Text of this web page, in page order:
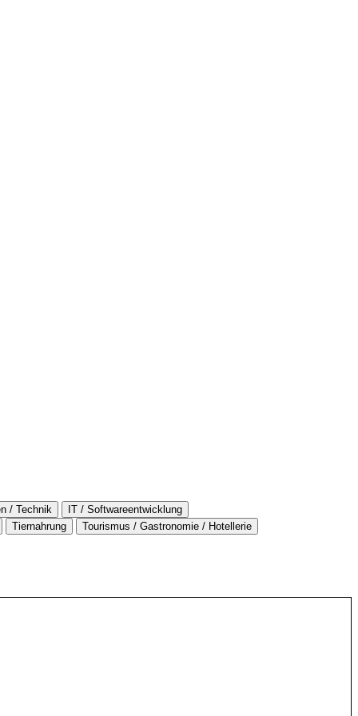
/ Technik
IT / Softwareentwicklung
Tiernahrung
Tourismus / Gastronomie / Hotellerie